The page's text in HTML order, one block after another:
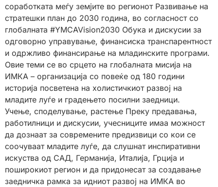
соработката меѓу земјите во регионот Развивање на
стратешки план до 2030 година, во согласност со
глобалната #YMCAVision2030 Обука и дискусии за
одговорно управување, финансиска транспарентност
и одржливо финансирање на младинските програми.
Овие теми се во срцето на глобалната мисија на
ИМКА – организација со повеќе од 180 години
историја посветена на холистичкиот развој на
младите луѓе и градењето посилни заедници.
Учење, споделување, растење Преку предавања,
работилници и дискусии, учесниците имаа можност
да дознаат за современите предизвици со кои се
соочуваат младите луѓе, да слушнат инспиративни
искуства од САД, Германија, Италија, Грција и
поширокиот регион и да придонесат за создавање
заедничка рамка за идниот развој на ИМКА во